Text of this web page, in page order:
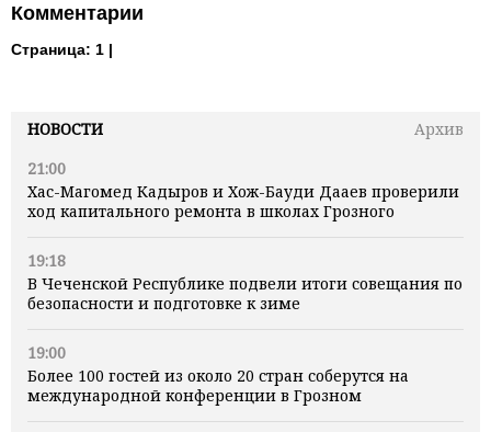
НОВОСТИ
Архив
21:00
Хас-Магомед Кадыров и Хож-Бауди Дааев проверили
ход капитального ремонта в школах Грозного
19:18
В Чеченской Республике подвели итоги совещания по
безопасности и подготовке к зиме
19:00
Более 100 гостей из около 20 стран соберутся на
международной конференции в Грозном
Комментарии
Страница: 1 |